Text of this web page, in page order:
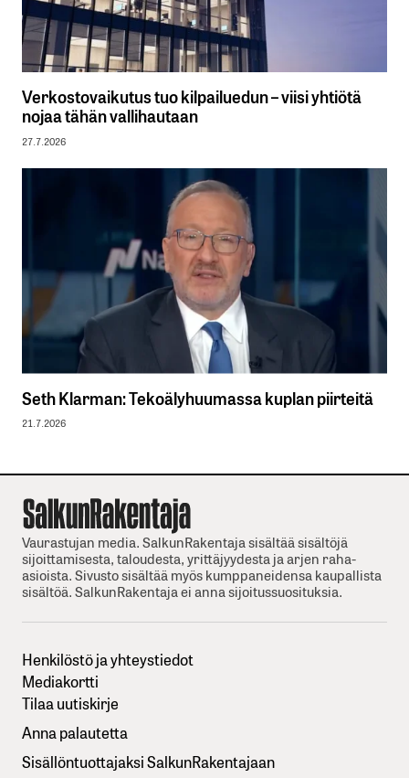
Verkostovaikutus tuo kilpailuedun – viisi yhtiötä
nojaa tähän vallihautaan
27.7.2026
Seth Klarman: Tekoälyhuumassa kuplan piirteitä
21.7.2026
Vaurastujan media. SalkunRakentaja sisältää sisältöjä
sijoittamisesta, taloudesta, yrittäjyydesta ja arjen raha-
asioista. Sivusto sisältää myös kumppaneidensa kaupallista
sisältöä. SalkunRakentaja ei anna sijoitussuosituksia.
Henkilöstö ja yhteystiedot
Mediakortti
Tilaa uutiskirje
Anna palautetta
Sisällöntuottajaksi SalkunRakentajaan